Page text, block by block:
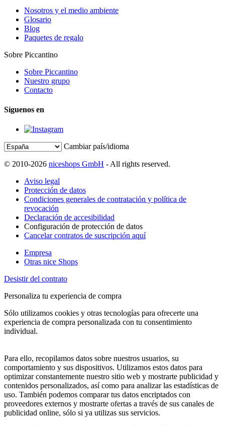
Nosotros y el medio ambiente
Glosario
Blog
Paquetes de regalo
Sobre Piccantino
Sobre Piccantino
Nuestro grupo
Contacto
Síguenos en
Cambiar país/idioma
© 2010-2026 niceshops GmbH - All rights reserved.
Aviso legal
Protección de datos
Condiciones generales de contratación y política de
revocación
Declaración de accesibilidad
Configuración de protección de datos
Cancelar contratos de suscripción aquí
Empresa
Otras nice Shops
Desistir del contrato
Personaliza tu experiencia de compra
Sólo utilizamos cookies y otras tecnologías para ofrecerte una
experiencia de compra personalizada con tu consentimiento
individual.
Para ello, recopilamos datos sobre nuestros usuarios, su
comportamiento y sus dispositivos. Utilizamos estos datos para
optimizar constantemente nuestro sitio web y mostrarte publicidad y
contenidos personalizados, así como para analizar las estadísticas de
uso. También podemos comparar tus datos encriptados con
proveedores externos y mostrarte ofertas a través de sus canales de
publicidad online, sólo si ya utilizas sus servicios.